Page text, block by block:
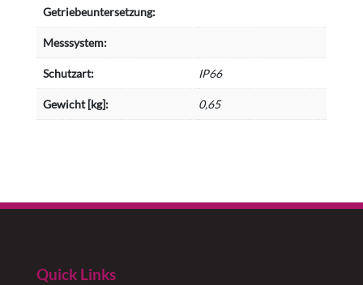
Getriebeuntersetzung:
Messsystem:
Schutzart: IP66
Gewicht [kg]: 0,65
Quick Links